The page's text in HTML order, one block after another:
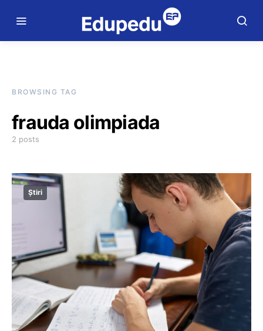
BROWSING TAG
frauda olimpiada
2 posts
Știri